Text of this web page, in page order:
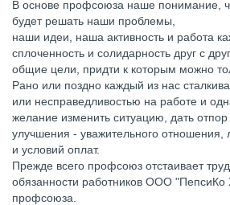
В основе профсоюза наше понимание,
будет решать наши проблемы,
наши идеи, наша активность и работа
сплоченность и солидарность друг с
общие цели, придти к которым можно
Рано или поздно каждый из нас
или несправедливостью на работе и
желание изменить ситуацию, дать отпор
улучшения - уважительного отношения,
и условий оплат.
Прежде всего профсоюз отстаивает
обязанности работников ООО "ПепсиКо
профсоюза.